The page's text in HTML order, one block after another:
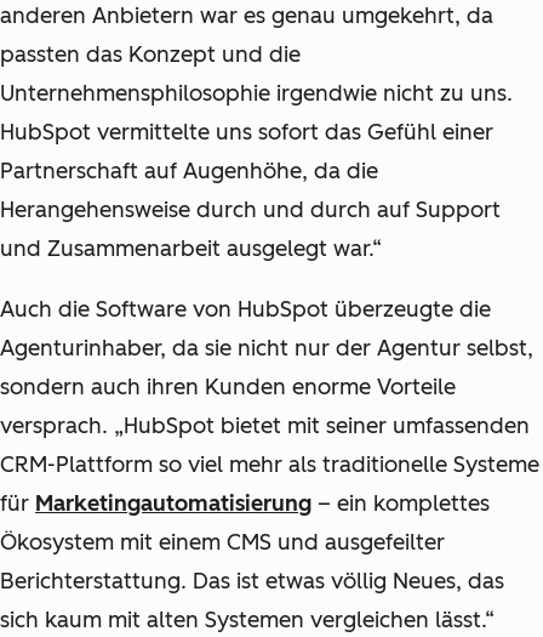
anderen Anbietern war es genau umgekehrt, da
passten das Konzept und die
Unternehmensphilosophie irgendwie nicht zu uns.
HubSpot vermittelte uns sofort das Gefühl einer
Partnerschaft auf Augenhöhe, da die
Herangehensweise durch und durch auf Support
und Zusammenarbeit ausgelegt war.“
Auch die Software von HubSpot überzeugte die
Agenturinhaber, da sie nicht nur der Agentur selbst,
sondern auch ihren Kunden enorme Vorteile
versprach. „HubSpot bietet mit seiner umfassenden
CRM-Plattform so viel mehr als traditionelle Systeme
für Marketingautomatisierung – ein komplettes
Ökosystem mit einem CMS und ausgefeilter
Berichterstattung. Das ist etwas völlig Neues, das
sich kaum mit alten Systemen vergleichen lässt.“